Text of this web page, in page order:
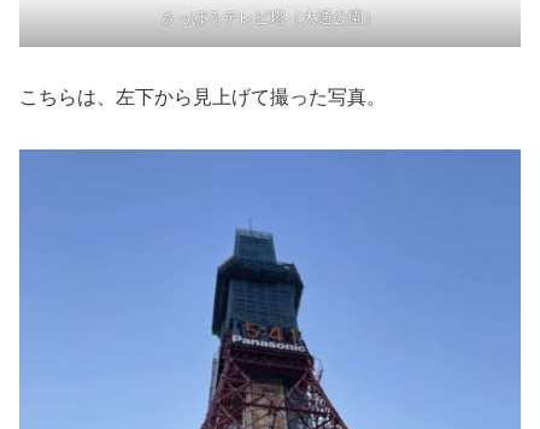
さっぽろテレビ塔（大通公園）
こちらは、左下から見上げて撮った写真。